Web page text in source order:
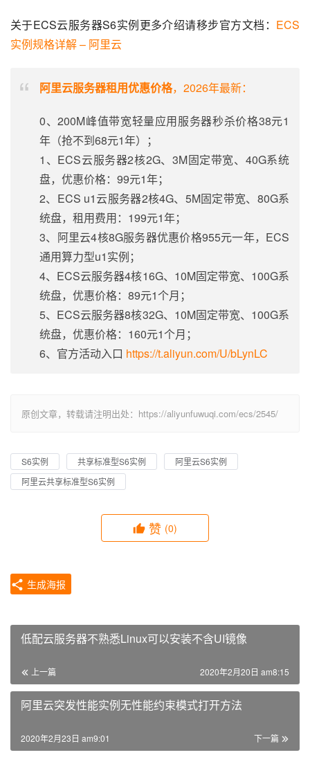
关于ECS云服务器S6实例更多介绍请移步官方文档： ECS
实例规格详解 – 阿里云
阿里云服务器租用优惠价格，2026年最新：
0、200M峰值带宽轻量应用服务器秒杀价格38元1
年（抢不到68元1年）；
1、ECS云服务器2核2G、3M固定带宽、40G系统
盘，优惠价格：99元1年；
2、ECS u1云服务器2核4G、5M固定带宽、80G系
统盘，租用费用：199元1年；
3、阿里云4核8G服务器优惠价格955元一年，ECS
通用算力型u1实例；
4、ECS云服务器4核16G、10M固定带宽、100G系
统盘，优惠价格：89元1个月；
5、ECS云服务器8核32G、10M固定带宽、100G系
统盘，优惠价格：160元1个月；
6、官方活动入口 https://t.aliyun.com/U/bLynLC
原创文章，转载请注明出处：https://aliyunfuwuqi.com/ecs/2545/
S6实例 共享标准型S6实例
阿里云S6实例
阿里云共享标准型S6实例
赞 (0)
生成海报
低配云服务器不熟悉Linux可以安装不含UI镜像
上一篇 2020年2月20日 am8:15
阿里云突发性能实例无性能约束模式打开方法
下一篇
2020年2月23日 am9:01